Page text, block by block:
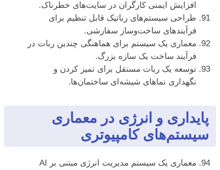
افزایش ایمنی کارگران در سایت‌های خطرناک.
طراحی سیستم‌های رباتیک قابل تنظیم برای
فرآیندهای ساخت‌وساز سفارشی.
معماری یک سیستم برای هماهنگی چندین ربات در
فرآیند ساخت یک سازه بزرگ.
توسعه یک ربات مستقل برای تمیز کردن و
نگهداری نماهای شیشه‌ای ساختمان‌ها.
پایداری و انرژی در معماری
سیستم‌های کامپیوتری
معماری یک سیستم مدیریت انرژی مبتنی بر AI